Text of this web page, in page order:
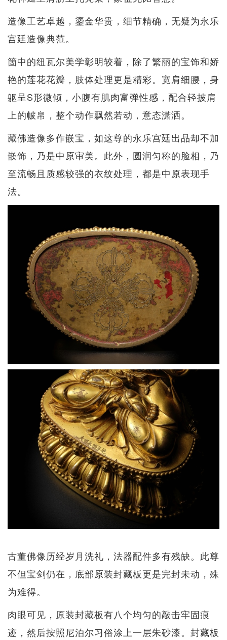
造像工艺卓越，鎏金华贵，细节精确，无疑为永乐
宫廷造像典范。
箇中的纽瓦尔美学彰明较着，除了繁丽的宝饰和娇
艳的莲花花瓣，肢体处理更是精彩。宽肩细腰，身
躯呈S形微倾，小腹有肌肉富弹性感，配合轻披肩
上的帔帛，整个动作飘然若动，意态潇洒。
藏佛造像多作嵌宝，如这尊的永乐宫廷出品却不加
嵌饰，乃是中原审美。此外，圆润匀称的脸相，乃
至流畅且质感较强的衣纹处理，都是中原表现手
法。
古董佛像历经岁月洗礼，法器配件多有残缺。此尊
不但宝剑仍在，底部原装封藏板更是完封未动，殊
为难得。
肉眼可见，原装封藏板有八个均匀的敲击牢固痕
迹，然后按照尼泊尔习俗涂上一层朱砂漆。封藏板